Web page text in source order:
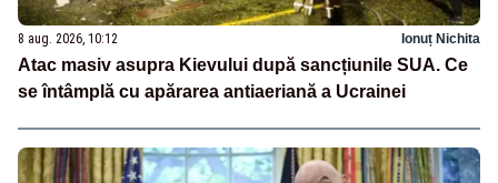
8 aug. 2026, 10:12 Ionuț Nichita
Atac masiv asupra Kievului după sancțiunile SUA. Ce
se întâmplă cu apărarea antiaeriană a Ucrainei